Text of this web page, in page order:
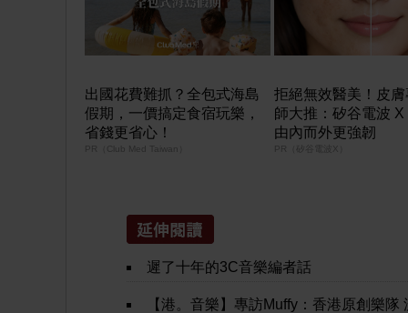
出國花費難抓？全包式海島
假期，一價搞定食宿玩樂，
省錢更省心！
PR（Club Med Taiwan）
拒絕無效醫美！皮
師大推：矽谷電波 X
由內而外更強韌
PR（矽谷電波X）
遲了十年的3C音樂編者話
【港。音樂】專訪Muffy：香港原創樂隊 濃濃Pop